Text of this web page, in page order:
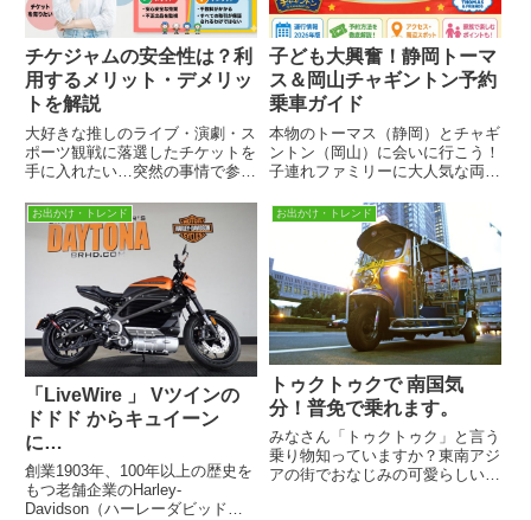
チケジャムの安全性は？利
用するメリット・デメリッ
トを解説
大好きな推しのライブ・演劇・ス
ポーツ観戦に落選したチケットを
手に入れたい…突然の事情で参加
い…何か良い方法がないか探して
いるあなたに良い情報がありま
す。こんにちは！親子で世の中の
気になる情報や疑問を追求してい
子ども大興奮！静岡トーマ
ス＆岡山チャギントン予約
乗車ガイド
本物のトーマス（静岡）とチャギ
ントン（岡山）に会いに行こう！
子連れファミリーに大人気な両ス
比較。気になる乗車日、乗車料
金、チケットの確実な予約方法や
おすすめの座席、注意点まで分か
りやすく解説します。
お出かけ・トレンド
「LiveWire 」 Vツインの
ドドド からキュイーン
に…
創業1903年、100年以上の歴史を
もつ老舗企業のHarley-
Davidson（ハーレーダビッドソ
お出かけ・トレンド
トゥクトゥクで 南国気
分！普免で乗れます。
みなさん「トゥクトゥク」と言う
乗り物知っていますか？東南アジ
アの街でおなじみの可愛らしいオ